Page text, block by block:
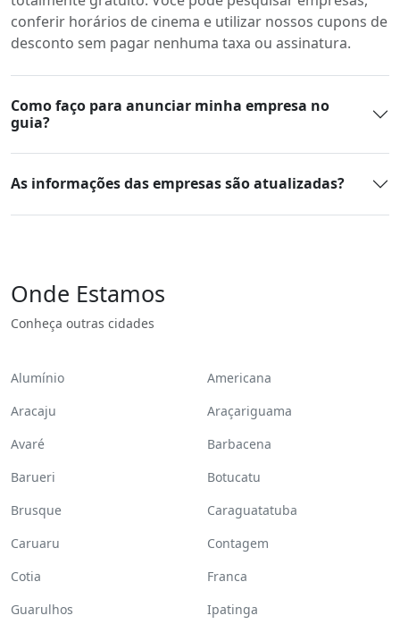
conferir horários de cinema e utilizar nossos cupons de
desconto sem pagar nenhuma taxa ou assinatura.
Como faço para anunciar minha empresa no
guia?
As informações das empresas são atualizadas?
Onde Estamos
Conheça outras cidades
Alumínio
Americana
Aracaju
Araçariguama
Avaré
Barbacena
Barueri
Botucatu
Brusque
Caraguatatuba
Caruaru
Contagem
Cotia
Franca
Guarulhos
Ipatinga